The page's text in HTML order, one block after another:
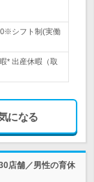
シフト制(実働
* 出産休暇（取
になる
店舗／男性の育休